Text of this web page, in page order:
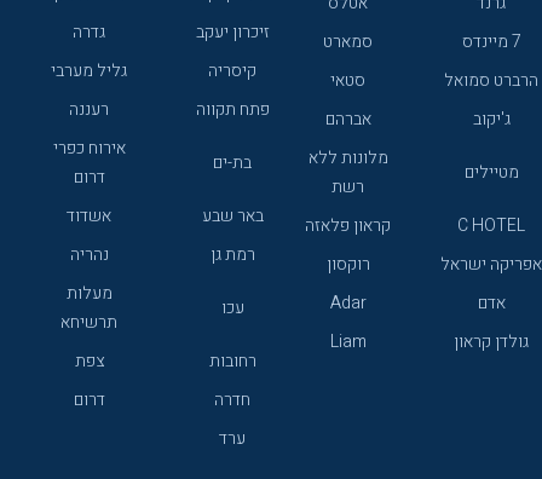
7 מיינדס
סמארט
הרברט סמואל
סטאי
ג'יקוב
אברהם
מטיילים
מלונות ללא
רשת
C HOTEL
קראון פלאזה
אפריקה ישראל
רוקסון
אדם
Adar
גולדן קראון
Liam
זיכרון יעקב
גדרה
קיסריה
גליל מערבי
פתח תקווה
רעננה
בת-ים
אירוח כפרי
דרום
באר שבע
אשדוד
רמת גן
נהריה
עכו
מעלות
תרשיחא
רחובות
צפת
חדרה
דרום
ערד